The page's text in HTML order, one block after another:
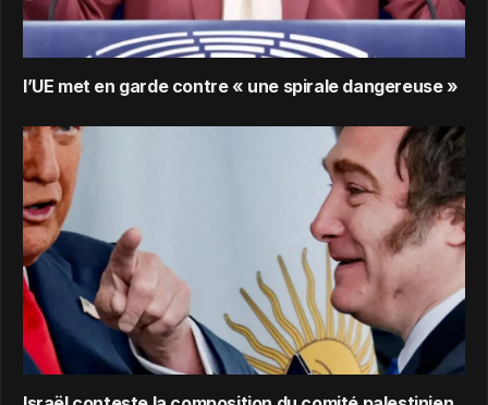
l’UE met en garde contre « une spirale dangereuse »